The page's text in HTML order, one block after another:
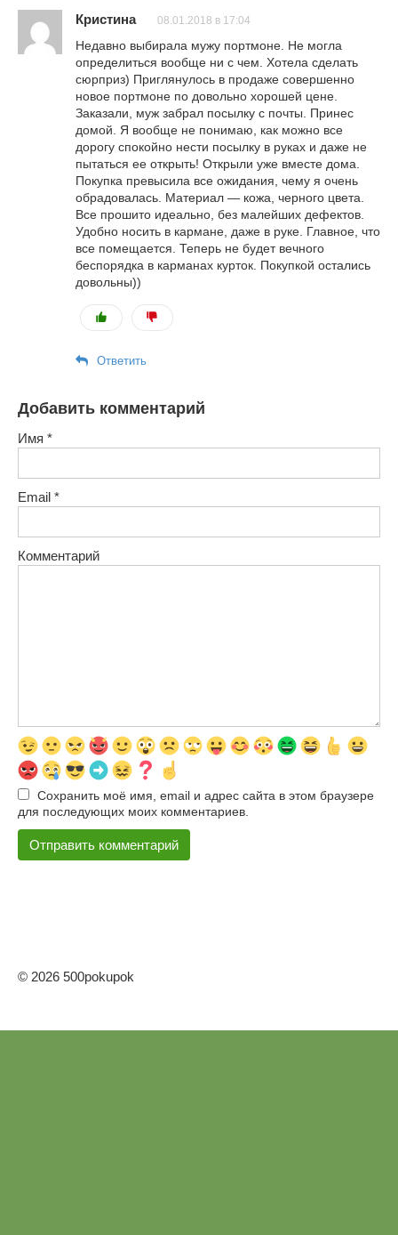
Кристина 08.01.2018 в 17:04
Недавно выбирала мужу портмоне. Не могла
определиться вообще ни с чем. Хотела сделать
сюрприз) Приглянулось в продаже совершенно
новое портмоне по довольно хорошей цене.
Заказали, муж забрал посылку с почты. Принес
домой. Я вообще не понимаю, как можно все
дорогу спокойно нести посылку в руках и даже не
пытаться ее открыть! Открыли уже вместе дома.
Покупка превысила все ожидания, чему я очень
обрадовалась. Материал — кожа, черного цвета.
Все прошито идеально, без малейших дефектов.
Удобно носить в кармане, даже в руке. Главное, что
все помещается. Теперь не будет вечного
беспорядка в карманах курток. Покупкой остались
довольны))
Ответить
Добавить комментарий
Имя *
Email *
Комментарий
Сохранить моё имя, email и адрес сайта в этом браузере
для последующих моих комментариев.
© 2026 500pokupok